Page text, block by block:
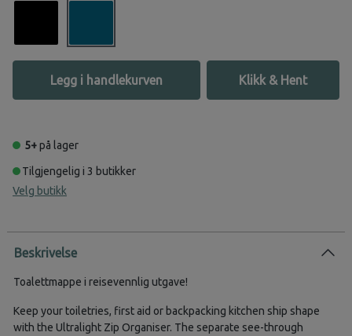
Legg i handlekurven Klikk & Hent
5+på lager
Tilgjengelig i 3 butikker
Velg butikk
Beskrivelse
Toalettmappe i reisevennlig utgave!
Keep your toiletries, first aid or backpacking kitchen ship shape
with the Ultralight Zip Organiser. The separate see-through